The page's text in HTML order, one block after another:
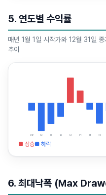
5. 연도별 수익률
매년 1월 1일 시작가와 12월 31일
추이
09 10 11 12 13 14 15 16
■ 상승■ 하락
6. 최대낙폭 (Max